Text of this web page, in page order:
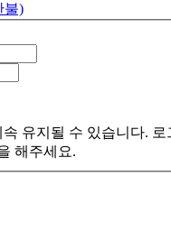
유지될 수 있습니다.
해주세요.